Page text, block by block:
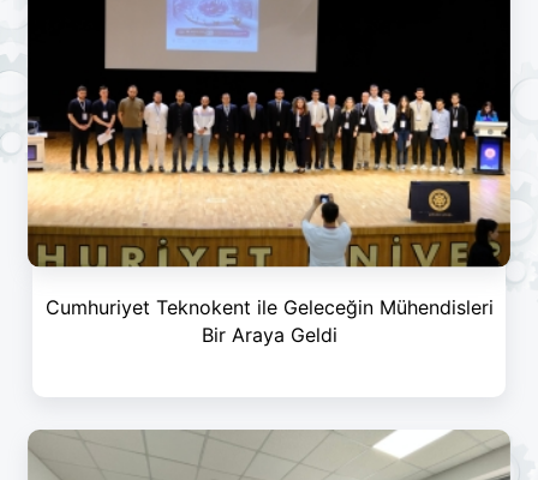
Cumhuriyet Teknokent ile Geleceğin Mühendisleri
Bir Araya Geldi